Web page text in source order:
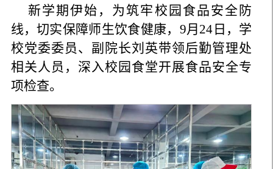
新学期伊始，为筑牢校园食品安全防
线，切实保障师生饮食健康，9月24日，学
校党委委员、副院长刘英带领后勤管理处
相关人员，深入校园食堂开展食品安全专
项检查。